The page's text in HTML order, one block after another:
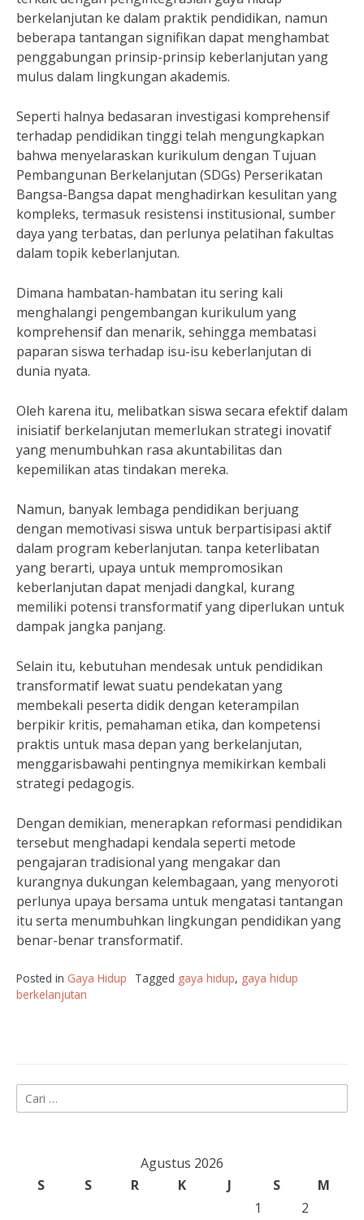
berkelanjutan ke dalam praktik pendidikan, namun
beberapa tantangan signifikan dapat menghambat
penggabungan prinsip-prinsip keberlanjutan yang
mulus dalam lingkungan akademis.
Seperti halnya bedasaran investigasi komprehensif
terhadap pendidikan tinggi telah mengungkapkan
bahwa menyelaraskan kurikulum dengan Tujuan
Pembangunan Berkelanjutan (SDGs) Perserikatan
Bangsa-Bangsa dapat menghadirkan kesulitan yang
kompleks, termasuk resistensi institusional, sumber
daya yang terbatas, dan perlunya pelatihan fakultas
dalam topik keberlanjutan.
Dimana hambatan-hambatan itu sering kali
menghalangi pengembangan kurikulum yang
komprehensif dan menarik, sehingga membatasi
paparan siswa terhadap isu-isu keberlanjutan di
dunia nyata.
Oleh karena itu, melibatkan siswa secara efektif dalam
inisiatif berkelanjutan memerlukan strategi inovatif
yang menumbuhkan rasa akuntabilitas dan
kepemilikan atas tindakan mereka.
Namun, banyak lembaga pendidikan berjuang
dengan memotivasi siswa untuk berpartisipasi aktif
dalam program keberlanjutan. tanpa keterlibatan
yang berarti, upaya untuk mempromosikan
keberlanjutan dapat menjadi dangkal, kurang
memiliki potensi transformatif yang diperlukan untuk
dampak jangka panjang.
Selain itu, kebutuhan mendesak untuk pendidikan
transformatif lewat suatu pendekatan yang
membekali peserta didik dengan keterampilan
berpikir kritis, pemahaman etika, dan kompetensi
praktis untuk masa depan yang berkelanjutan,
menggarisbawahi pentingnya memikirkan kembali
strategi pedagogis.
Dengan demikian, menerapkan reformasi pendidikan
tersebut menghadapi kendala seperti metode
pengajaran tradisional yang mengakar dan
kurangnya dukungan kelembagaan, yang menyoroti
perlunya upaya bersama untuk mengatasi tantangan
itu serta menumbuhkan lingkungan pendidikan yang
benar-benar transformatif.
Posted in Gaya Hidup Tagged gaya hidup, gaya hidup
berkelanjutan
Cari
untuk:
Agustus 2026
S
S R K J S
M
1
2